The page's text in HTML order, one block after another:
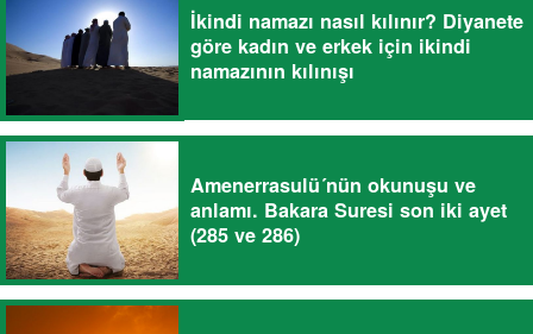
İkindi namazı nasıl kılınır? Diyanete
göre kadın ve erkek için ikindi
namazının kılınışı
Amenerrasulü´nün okunuşu ve
anlamı. Bakara Suresi son iki ayet
(285 ve 286)